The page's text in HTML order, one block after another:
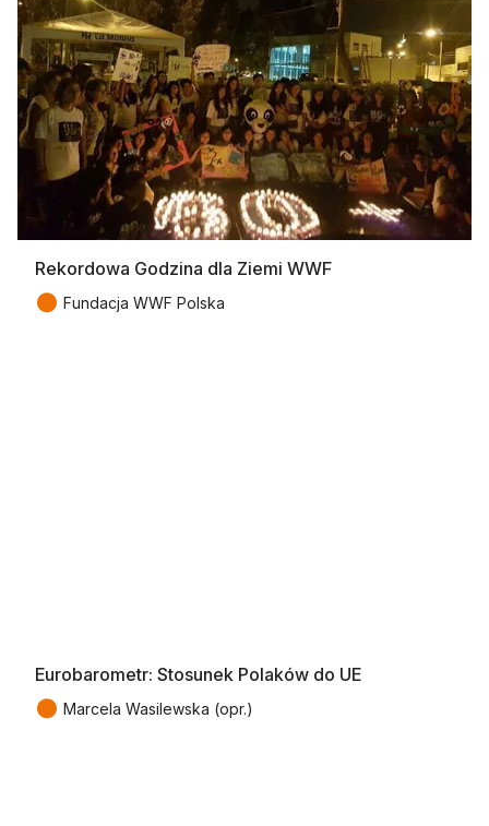
Rekordowa Godzina dla Ziemi WWF
● Fundacja WWF Polska
Eurobarometr: Stosunek Polaków do UE
● Marcela Wasilewska (opr.)